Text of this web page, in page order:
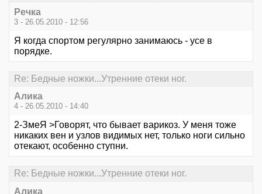
Речка
3 - 26.05.2010 - 12:56
Я когда спортом регулярно занимаюсь - усе в
порядке.
Re: Бедные ножки...Утренние отеки ног.
Алика
4 - 26.05.2010 - 14:40
2-ЗмеЯ >Говорят, что бывает варикоз. У меня тоже
никаких вен и узлов видимых нет, только ноги сильно
отекают, особенно ступни.
Re: Бедные ножки...Утренние отеки ног.
Алика